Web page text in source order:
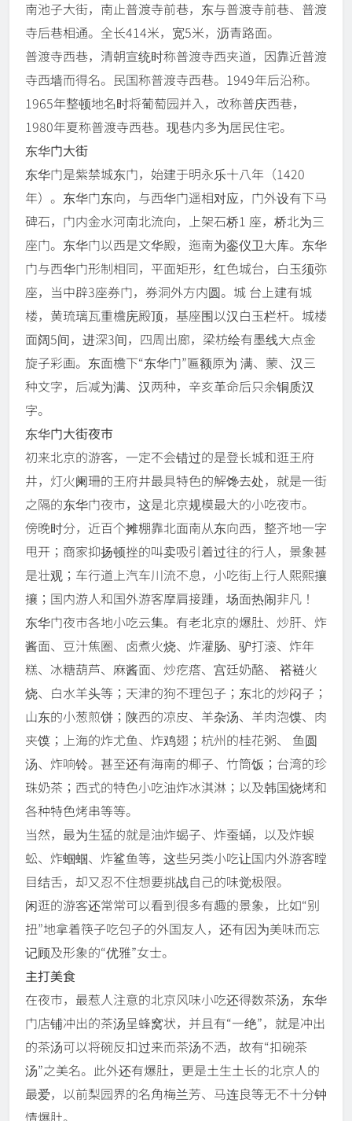
南池子大街，南止普渡寺前巷，东与普渡寺前巷、普渡
寺后巷相通。全长414米，宽5米，沥青路面。
普渡寺西巷，清朝宣统时称普渡寺西夹道，因靠近普渡
寺西墙而得名。民国称普渡寺西巷。1949年后沿称。
1965年整顿地名时将葡萄园并入，改称普庆西巷，
1980年夏称普渡寺西巷。现巷内多为居民住宅。
东华门大街
东华门是紫禁城东门，始建于明永乐十八年（1420
年）。东华门东向，与西华门遥相对应，门外设有下马
碑石，门内金水河南北流向，上架石桥1 座，桥北为三
座门。东华门以西是文华殿，迤南为銮仪卫大库。东华
门与西华门形制相同，平面矩形，红色城台，白玉须弥
座，当中辟3座券门，券洞外方内圆。城 台上建有城
楼，黄琉璃瓦重檐庑殿顶，基座围以汉白玉栏杆。城楼
面阔5间，进深3间，四周出廊，梁枋绘有墨线大点金
旋子彩画。东面檐下“东华门”匾额原为 满、蒙、汉三
种文字，后减为满、汉两种，辛亥革命后只余铜质汉
字。
东华门大街夜市
初来北京的游客，一定不会错过的是登长城和逛王府
井，灯火阑珊的王府井最具特色的解馋去处，就是一街
之隔的东华门夜市，这是北京规模最大的小吃夜市。
傍晚时分，近百个摊棚靠北面南从东向西，整齐地一字
甩开；商家抑扬顿挫的叫卖吸引着过往的行人，景象甚
是壮观；车行道上汽车川流不息，小吃街上行人熙熙攘
攘；国内游人和国外游客摩肩接踵，场面热闹非凡！
东华门夜市各地小吃云集。有老北京的爆肚、炒肝、炸
酱面、豆汁焦圈、卤煮火烧、炸灌肠、驴打滚、炸年
糕、冰糖葫芦、麻酱面、炒疙瘩、宫廷奶酪、 褡裢火
烧、白水羊头等；天津的狗不理包子；东北的炒闷子；
山东的小葱煎饼；陕西的凉皮、羊杂汤、羊肉泡馍、肉
夹馍；上海的炸尤鱼、炸鸡翅；杭州的桂花粥、 鱼圆
汤、炸响铃。甚至还有海南的椰子、竹筒饭；台湾的珍
珠奶茶；西式的特色小吃油炸冰淇淋；以及韩国烧烤和
各种特色烤串等等。
当然，最为生猛的就是油炸蝎子、炸蚕蛹，以及炸蜈
蚣、炸蝈蝈、炸鲨鱼等，这些另类小吃让国内外游客瞠
目结舌，却又忍不住想要挑战自己的味觉极限。
闲逛的游客还常常可以看到很多有趣的景象，比如“别
扭”地拿着筷子吃包子的外国友人，还有因为美味而忘
记顾及形象的“优雅”女士。
主打美食
在夜市，最惹人注意的北京风味小吃还得数茶汤，东华
门店铺冲出的茶汤呈蜂窝状，并且有“一绝”，就是冲出
的茶汤可以将碗反扣过来而茶汤不洒，故有“扣碗茶
汤”之美名。此外还有爆肚，更是土生土长的北京人的
最爱，以前梨园界的名角梅兰芳、马连良等无不十分钟